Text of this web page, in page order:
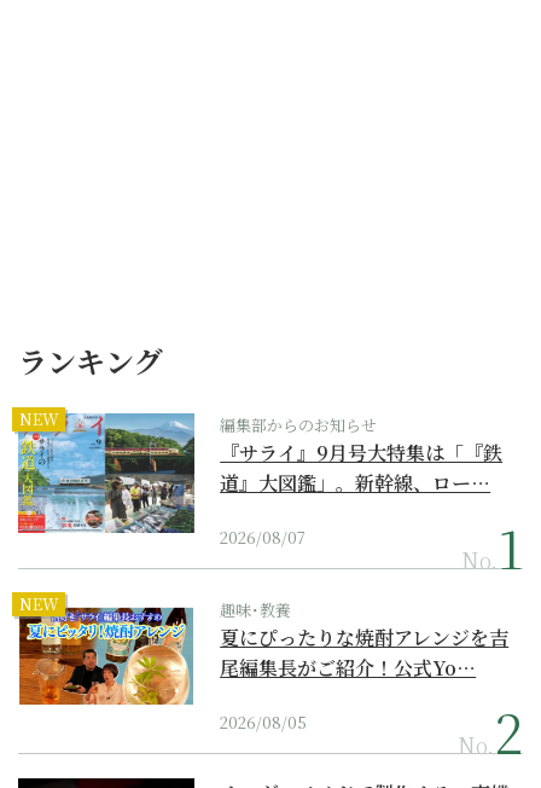
ランキング
NEW 編集部からのお知らせ
『サライ』9月号大特集は「『鉄
道』大図鑑」。新幹線、ロー…
2026/08/07
No.
NEW 趣味･教養
夏にぴったりな焼酎アレンジを吉
尾編集長がご紹介！公式Yo…
2026/08/05
No.